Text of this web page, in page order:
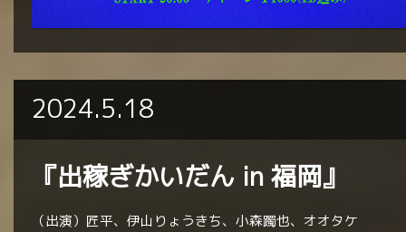
2024.5.18
『出稼ぎかいだん in 福岡』
（出演）匠平、伊山りょうきち、小森躅也、オオタケ